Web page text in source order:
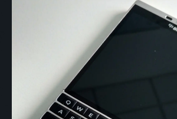
Contact
informações brasileira
Impressum